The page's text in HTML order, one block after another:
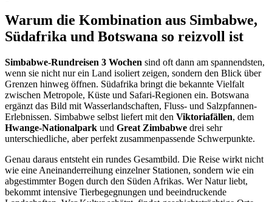
Warum die Kombination aus Simbabwe,
Südafrika und Botswana so reizvoll ist
Simbabwe-Rundreisen 3 Wochen sind oft dann am spannendsten,
wenn sie nicht nur ein Land isoliert zeigen, sondern den Blick über
Grenzen hinweg öffnen. Südafrika bringt die bekannte Vielfalt
zwischen Metropole, Küste und Safari-Regionen ein. Botswana
ergänzt das Bild mit Wasserlandschaften, Fluss- und Salzpfannen-
Erlebnissen. Simbabwe selbst liefert mit den Viktoriafällen, dem
Hwange-Nationalpark und Great Zimbabwe drei sehr
unterschiedliche, aber perfekt zusammenpassende Schwerpunkte.
Genau daraus entsteht ein rundes Gesamtbild. Die Reise wirkt nicht
wie eine Aneinanderreihung einzelner Stationen, sondern wie ein
abgestimmter Bogen durch den Süden Afrikas. Wer Natur liebt,
bekommt intensive Tierbegegnungen und beeindruckende